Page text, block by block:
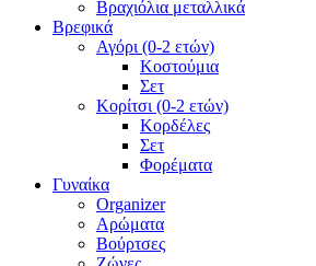
Βραχιόλια μεταλλικά
Βρεφικά
Αγόρι (0-2 ετών)
Κοστούμια
Σετ
Κορίτσι (0-2 ετών)
Κορδέλες
Σετ
Φορέματα
Γυναίκα
Organizer
Αρώματα
Βούρτσες